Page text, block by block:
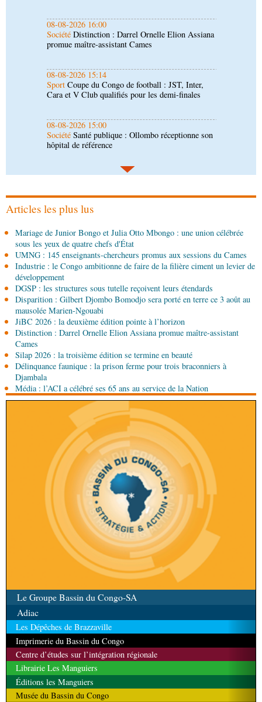
08-08-2026 15:14
SportCoupe du Congo de football : JST, Inter,
Cara et V Club qualifiés pour les demi-finales
08-08-2026 15:00
SociétéSanté publique : Ollombo réceptionne son
hôpital de référence
08-08-2026 15:00
Société Lutte contre la corruption : les
parlementaires sensibilisés
08-08-2026 14:30
+" : la liste des participants publiée
EnvironnementForêts : des techniciens formés à
l'utilisation d'un logiciel d'évaluation des
émissions
08-08-2026 01:15
Afrique-MondeCongo-Mali : les deux pays
envisagent le renforcement de leur coopération
agricole
08-08-2026 01:13
Économie Marché boursier : la Banque postale du
SociétéAccélération du développement: la
République du Congo mise sur sa diaspora
Articles les plus lus
Mariage de Junior Bongo et Julia Otto Mbongo : une union célébrée
sous les yeux de quatre chefs d'État
UMNG : 145 enseignants-chercheurs promus aux sessions du Cames
Industrie : le Congo ambitionne de faire de la filière ciment un levier de
développement
DGSP : les structures sous tutelle reçoivent leurs étendards
Disparition : Gilbert Djombo Bomodjo sera porté en terre ce 3 août au
mausolée Marien-Ngouabi
JiBC 2026 : la deuxième édition pointe à l’horizon
Distinction : Darrel Ornelle Elion Assiana promue maître-assistant
Cames
Silap 2026 : la troisième édition se termine en beauté
Délinquance faunique : la prison ferme pour trois braconniers à
Djambala
Média : l’ACI a célébré ses 65 ans au service de la Nation
Le Groupe Bassin du Congo-SA
Adiac
Les Dépêches de Brazzaville
Imprimerie du Bassin du Congo
Centre d’études sur l’intégration régionale
Librairie Les Manguiers
Éditions les Manguiers
Musée du Bassin du Congo